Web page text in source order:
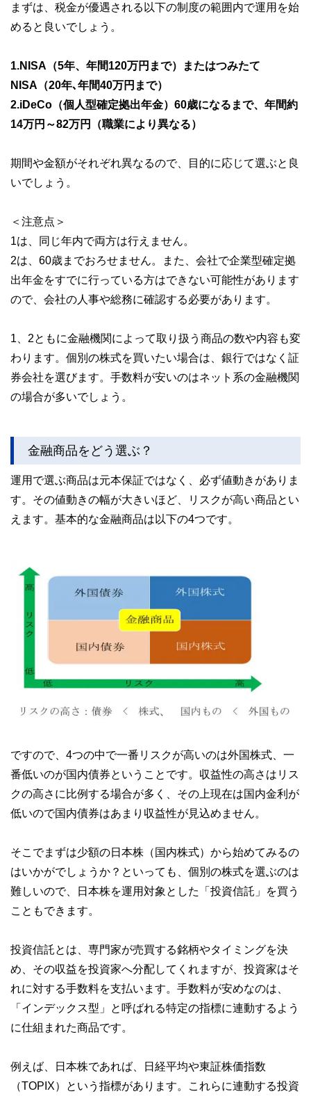
まずは、税金が優遇される以下の制度の範囲内で運用を始
めると良いでしょう。
1.NISA（5年、年間120万円まで）またはつみたて
NISA（20年､年間40万円まで）
2.iDeCo（個人型確定拠出年金）60歳になるまで、年間約
14万円～82万円（職業により異なる）
期間や金額がそれぞれ異なるので、目的に応じて選ぶと良
いでしょう。
＜注意点＞
1は、同じ年内で両方は行えません。
2は、60歳までおろせません。また、会社で企業型確定拠
出年金をすでに行っている方はできない可能性があります
ので、会社の人事や総務に確認する必要があります。
1、2ともに金融機関によって取り扱う商品の数や内容も変
わります。個別の株式を買いたい場合は、銀行ではなく証
券会社を選びます。手数料が安いのはネット系の金融機関
の場合が多いでしょう。
金融商品をどう選ぶ？
運用で選ぶ商品は元本保証ではなく、必ず値動きがありま
す。その値動きの幅が大きいほど、リスクが高い商品とい
えます。基本的な金融商品は以下の4つです。
ですので、4つの中で一番リスクが高いのは外国株式、一
番低いのが国内債券ということです。収益性の高さはリス
クの高さに比例する場合が多く、その上現在は国内金利が
低いので国内債券はあまり収益性が見込めません。
そこでまずは少額の日本株（国内株式）から始めてみるの
はいかがでしょうか？といっても、個別の株式を選ぶのは
難しいので、日本株を運用対象とした「投資信託」を買う
こともできます。
投資信託とは、専門家が売買する銘柄やタイミングを決
め、その収益を投資家へ分配してくれますが、投資家はそ
れに対する手数料を支払います。手数料が安めなのは、
「インデックス型」と呼ばれる特定の指標に連動するよう
に仕組まれた商品です。
例えば、日本株であれば、日経平均や東証株価指数
（TOPIX）という指標があります。これらに連動する投資